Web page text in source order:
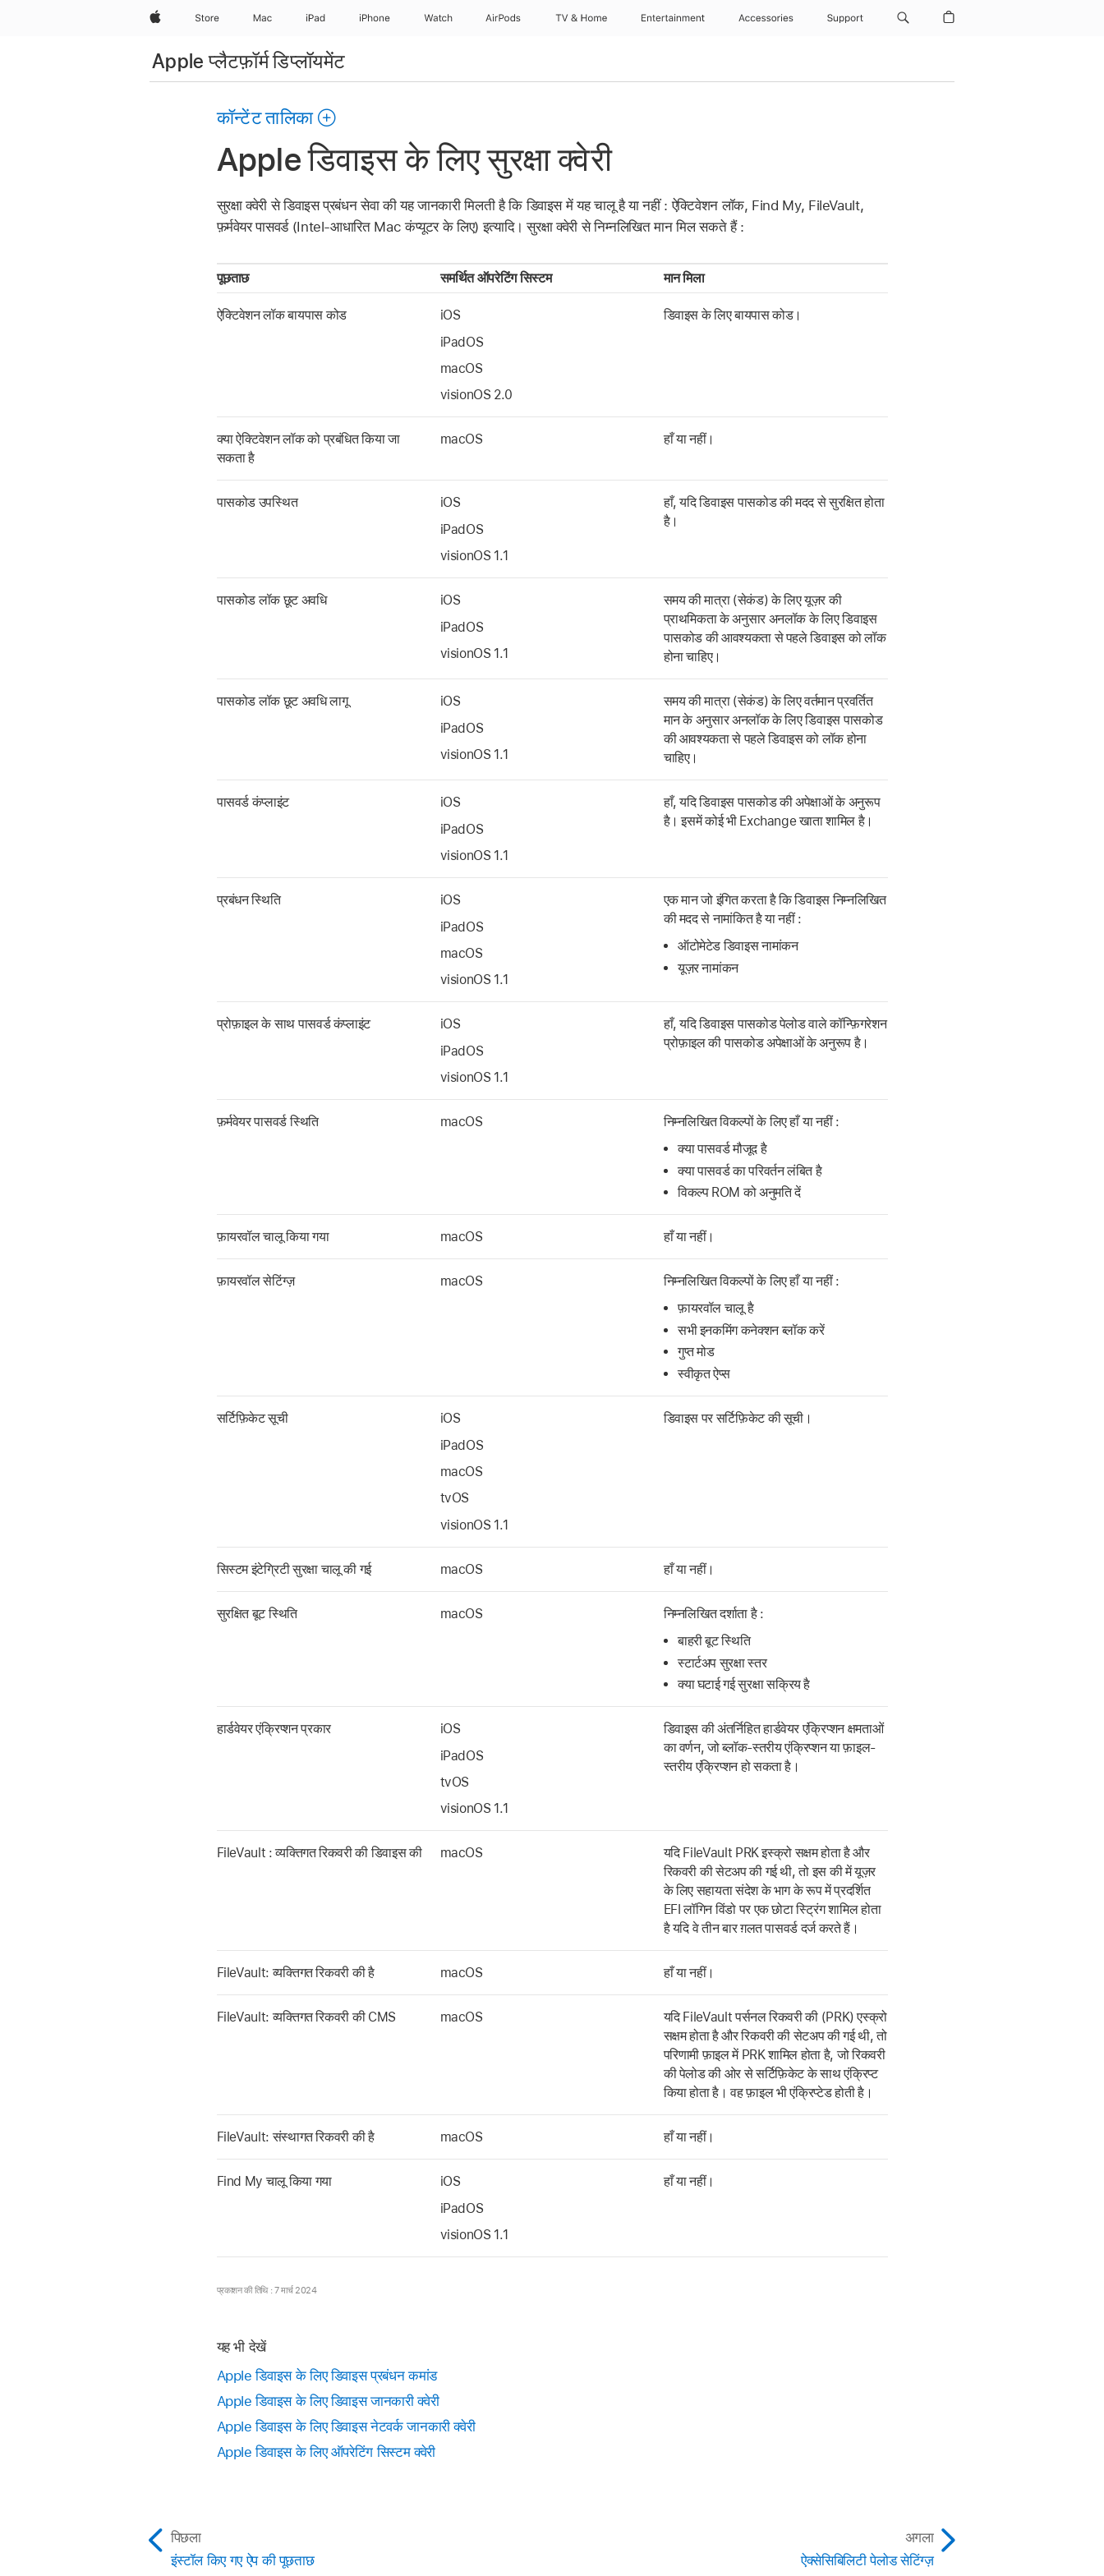
AppleStore Mac iPad iPhone Watch AirPods TV & Home Entertainment Accessories Support
Apple प्लैटफ़ॉर्म डिप्लॉयमेंट
कॉन्टेंट तालिका
Apple डिवाइस के लिए सुरक्षा क्वेरी
सुरक्षा क्वेरी से डिवाइस प्रबंधन सेवा की यह जानकारी मिलती है कि डिवाइस में यह चालू है या नहीं : ऐक्टिवेशन लॉक, Find My, FileVault,
फ़र्मवेयर पासवर्ड (Intel-आधारित Mac कंप्यूटर के लिए) इत्यादि। सुरक्षा क्वेरी से निम्नलिखित मान मिल सकते हैं :
पूछताछ समर्थित ऑपरेटिंग सिस्टम मान मिला
ऐक्टिवेशन लॉक बायपास कोड
iOS
iPadOS
macOS
visionOS 2.0
डिवाइस के लिए बायपास कोड।
क्या ऐक्टिवेशन लॉक को प्रबंधित किया जा
सकता है
macOS हाँ या नहीं।
पासकोड उपस्थित
iOS
iPadOS
visionOS 1.1
हाँ, यदि डिवाइस पासकोड की मदद से सुरक्षित होता
है।
पासकोड लॉक छूट अवधि
iOS
iPadOS
visionOS 1.1
समय की मात्रा (सेकंड) के लिए यूज़र की
प्राथमिकता के अनुसार अनलॉक के लिए डिवाइस
पासकोड की आवश्यकता से पहले डिवाइस को लॉक
होना चाहिए।
पासकोड लॉक छूट अवधि लागू
iOS
iPadOS
visionOS 1.1
समय की मात्रा (सेकंड) के लिए वर्तमान प्रवर्तित
मान के अनुसार अनलॉक के लिए डिवाइस पासकोड
की आवश्यकता से पहले डिवाइस को लॉक होना
चाहिए।
पासवर्ड कंप्लाइंट
iOS
iPadOS
visionOS 1.1
हाँ, यदि डिवाइस पासकोड की अपेक्षाओं के अनुरूप
है। इसमें कोई भी Exchange खाता शामिल है।
प्रबंधन स्थिति
iOS
iPadOS
macOS
visionOS 1.1
एक मान जो इंगित करता है कि डिवाइस निम्नलिखित
की मदद से नामांकित है या नहीं :
ऑटोमेटेड डिवाइस नामांकन
यूज़र नामांकन
प्रोफ़ाइल के साथ पासवर्ड कंप्लाइंट
iOS
iPadOS
visionOS 1.1
हाँ, यदि डिवाइस पासकोड पेलोड वाले कॉन्फ़िगरेशन
प्रोफ़ाइल की पासकोड अपेक्षाओं के अनुरूप है।
फ़र्मवेयर पासवर्ड स्थिति macOS
निम्नलिखित विकल्पों के लिए हाँ या नहीं :
क्या पासवर्ड मौजूद है
क्या पासवर्ड का परिवर्तन लंबित है
विकल्प ROM को अनुमति दें
फ़ायरवॉल चालू किया गया macOS हाँ या नहीं।
फ़ायरवॉल सेटिंग्ज़ macOS
निम्नलिखित विकल्पों के लिए हाँ या नहीं :
फ़ायरवॉल चालू है
सभी इनकमिंग कनेक्शन ब्लॉक करें
गुप्त मोड
स्वीकृत ऐप्स
सर्टिफ़िकेट सूची
iOS
iPadOS
macOS
tvOS
visionOS 1.1
डिवाइस पर सर्टिफ़िकेट की सूची।
सिस्टम इंटेग्रिटी सुरक्षा चालू की गई macOS हाँ या नहीं।
सुरक्षित बूट स्थिति macOS
निम्नलिखित दर्शाता है :
बाहरी बूट स्थिति
स्टार्टअप सुरक्षा स्तर
क्या घटाई गई सुरक्षा सक्रिय है
हार्डवेयर एंक्रिप्शन प्रकार
iOS
iPadOS
tvOS
visionOS 1.1
डिवाइस की अंतर्निहित हार्डवेयर एंक्रिप्शन क्षमताओं
का वर्णन, जो ब्लॉक-स्तरीय एंक्रिप्शन या फ़ाइल-
स्तरीय एंक्रिप्शन हो सकता है।
FileVault : व्यक्तिगत रिकवरी की डिवाइस की macOS
यदि FileVault PRK इस्क्रो सक्षम होता है और
रिकवरी की सेटअप की गई थी, तो इस की में यूज़र
के लिए सहायता संदेश के भाग के रूप में प्रदर्शित
EFI लॉगिन विंडो पर एक छोटा स्ट्रिंग शामिल होता
है यदि वे तीन बार ग़लत पासवर्ड दर्ज करते हैं।
FileVault: व्यक्तिगत रिकवरी की है macOS हाँ या नहीं।
FileVault: व्यक्तिगत रिकवरी की CMS macOS
यदि FileVault पर्सनल रिकवरी की (PRK) एस्क्रो
सक्षम होता है और रिकवरी की सेटअप की गई थी, तो
परिणामी फ़ाइल में PRK शामिल होता है, जो रिकवरी
की पेलोड की ओर से सर्टिफ़िकेट के साथ एंक्रिप्ट
किया होता है। वह फ़ाइल भी एंक्रिप्टेड होती है।
FileVault: संस्थागत रिकवरी की है macOS हाँ या नहीं।
Find My चालू किया गया
iOS
iPadOS
visionOS 1.1
हाँ या नहीं।
प्रकाशन की तिथि : 7 मार्च 2024
यह भी देखें
Apple डिवाइस के लिए डिवाइस प्रबंधन कमांड
Apple डिवाइस के लिए डिवाइस जानकारी क्वेरी
Apple डिवाइस के लिए डिवाइस नेटवर्क जानकारी क्वेरी
Apple डिवाइस के लिए ऑपरेटिंग सिस्टम क्वेरी
पिछला
इंस्टॉल किए गए ऐप की पूछताछ
अगला
ऐक्सेसिबिलिटी पेलोड सेटिंग्ज़